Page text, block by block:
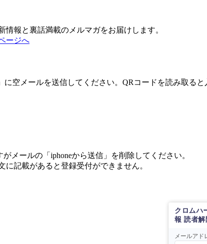
情報と裏話満載のメルマガをお届けします。
ージへ
に空メールを送信してください。QRコードを読み取ると
メールの「iphoneから送信」を削除してください。
に記載があると登録受付ができません。
クロムハ
報 読者解
メールアド